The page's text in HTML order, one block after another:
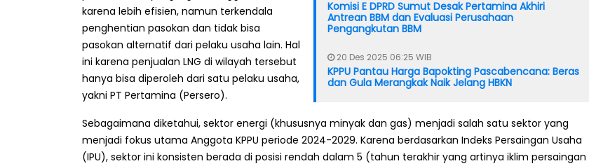
Komisi E DPRD Sumut Desak Pertamina Akhiri
Antrean BBM dan Evaluasi Perusahaan
Pengangkutan BBM
20 Des 2025 06:25 WIB
KPPU Pantau Harga Bapokting Pascabencana: Beras
dan Gula Merangkak Naik Jelang HBKN
karena lebih efisien, namun terkendala
penghentian pasokan dan tidak bisa
pasokan alternatif dari pelaku usaha lain. Hal
ini karena penjualan LNG di wilayah tersebut
hanya bisa diperoleh dari satu pelaku usaha,
yakni PT Pertamina (Persero).
Sebagaimana diketahui, sektor energi (khususnya minyak dan gas) menjadi salah satu sektor yang
menjadi fokus utama Anggota KPPU periode 2024-2029. Karena berdasarkan Indeks Persaingan Usaha
(IPU), sektor ini konsisten berada di posisi rendah dalam 5 (tahun terakhir yang artinya iklim persaingan